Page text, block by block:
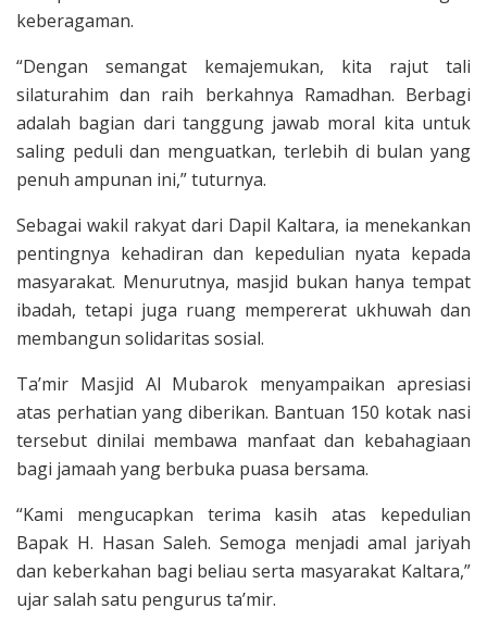
keberagaman.
“Dengan semangat kemajemukan, kita rajut tali
silaturahim dan raih berkahnya Ramadhan. Berbagi
adalah bagian dari tanggung jawab moral kita untuk
saling peduli dan menguatkan, terlebih di bulan yang
penuh ampunan ini,” tuturnya.
Sebagai wakil rakyat dari Dapil Kaltara, ia menekankan
pentingnya kehadiran dan kepedulian nyata kepada
masyarakat. Menurutnya, masjid bukan hanya tempat
ibadah, tetapi juga ruang mempererat ukhuwah dan
membangun solidaritas sosial.
Ta’mir Masjid Al Mubarok menyampaikan apresiasi
atas perhatian yang diberikan. Bantuan 150 kotak nasi
tersebut dinilai membawa manfaat dan kebahagiaan
bagi jamaah yang berbuka puasa bersama.
“Kami mengucapkan terima kasih atas kepedulian
Bapak H. Hasan Saleh. Semoga menjadi amal jariyah
dan keberkahan bagi beliau serta masyarakat Kaltara,”
ujar salah satu pengurus ta’mir.